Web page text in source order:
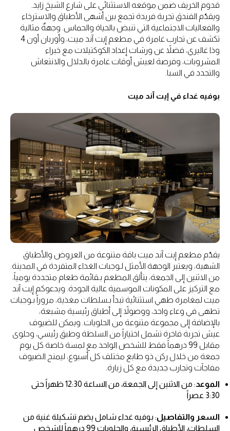
قدوم الخريف ضمن موقعه الاستثنائي على شارع الشيخ زايد.
ويقدّم الفندق تجربة فريدة تجمع بين أشهى الأطباق والاسترخاء
والفعاليات الاجتماعية التي تنبض بالحياة والحماس. وجهةٌ مثالية
تكشف عن تجارب غامرة في مطعم إيت آند ميت، وأوربان أون 4
وذا غاليري، فضلاً عن ورشات إعداد الكوكتيلات مع خبراء
المشروبات، وفرصة لعيش أوقات غامرة بالدلال والانتعاش
والتجدد في السبا.
بوفيه غداء في إيت آند ميت
يقدّم مطعم إيت آند ميت باقة متنوعة من العروض والأطباق
الشهية، ويعتبر الوجهة الأمثل لـوجبات الغداء المتفردة في المدينة.
من الاثنين إلى الجمعة، يتألق المطعم بـقائمة طعام متجددة يومياً،
مع التركيز على المكونات الموسمية عالية الجودة. ويدعوكم إيت آند
ميت لمغامرة طهي استثنائية تبدأ بـسلطات مغذية، مروراً بـوجبات
تطهى في وعاء واحد، ووصولاً إلى أطباق رئيسية مشبعة،
بالإضافة إلى مجموعة متنوعة من الحلويات. ويمكن للضيوف
عيش تجربة فاخرة تشمل اختياراً من السلطة وطبق رئيسي، وحلوى
مقابل 99 درهماً فقط للشخص الواحد مع لمسة خاصة كل يوم
جمعة من خلال ركن ذو طابع مختلف كل أسبوع، ليمنح الضيوف
مفاجآت وتجارب جديدة مع كل زيارة.
الموعد
: من الاثنين إلى الجمعة، من الساعة 12:30 ظهراً حتى
3:30 عصراً
السعر والتفاصيل: بوفيه غداء شامل يضم تشكيلة غنية من
السلطات، الأطباق الرئيسية، والحلويات 99 درهماً للشخص